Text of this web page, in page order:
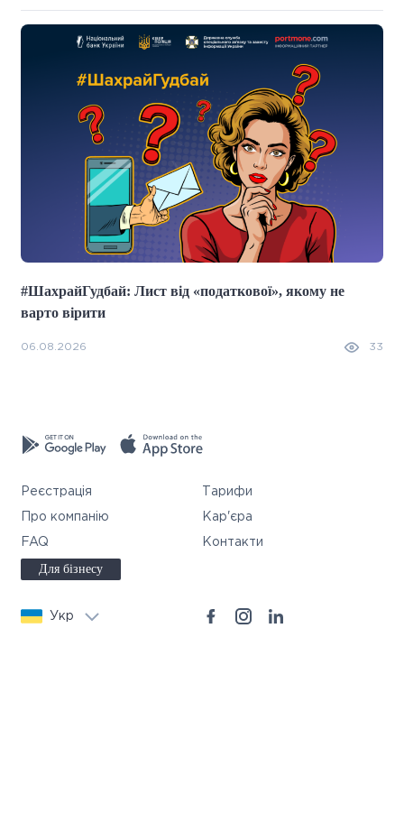
#ШахрайГудбай: Лист від «податкової», якому не
варто вірити
06.08.2026 33
Реєстрація Тарифи
Про компанію Кар'єра
FAQ Контакти
Для бізнесу
Укр